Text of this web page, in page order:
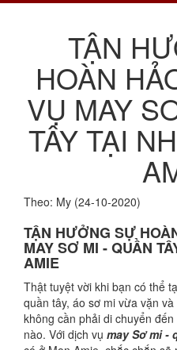
TẬN
HOÀN
VỤ MAY
TÂY TẠI
Theo: My (24-10-2020)
TẬN HƯỞNG SỰ
MAY SƠ MI - QUẦN
AMIE
Thật tuyệt vời khi bạn có thể
quần tây, áo sơ mi vừa vặn
không cần phải di chuyển
nào. Với dịch vụ may Sơ mi -